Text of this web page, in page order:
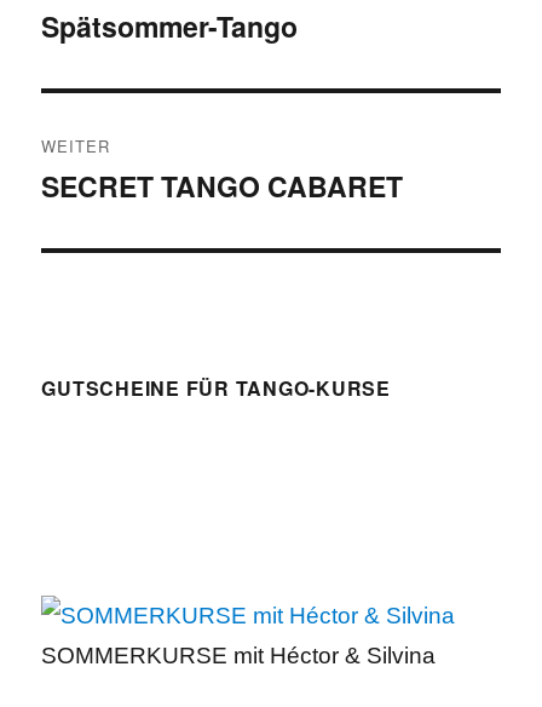
Vorheriger
Spätsommer-Tango
WEITER
Nächster
SECRET TANGO CABARET
GUTSCHEINE FÜR TANGO-KURSE
SOMMERKURSE mit Héctor & Silvina